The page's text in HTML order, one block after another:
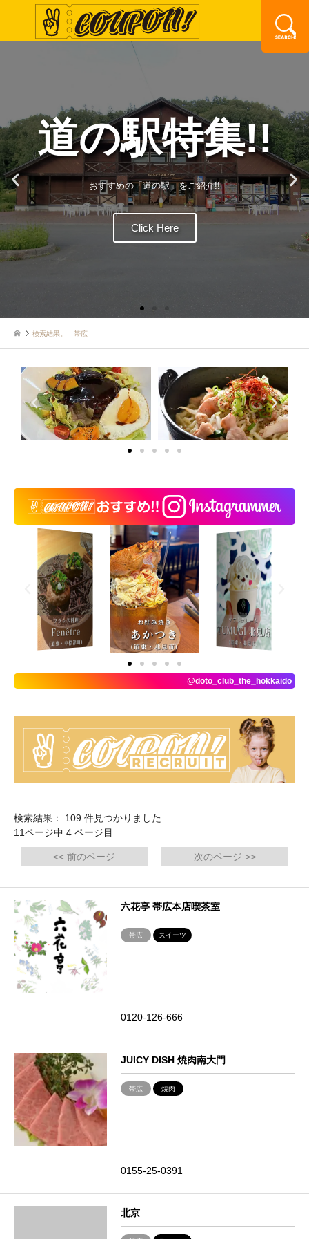
検索結果。 帯広
@doto_club_the_hokkaido
検索結果： 109 件見つかりました
11ページ中 4 ページ目
<< 前のページ 次のページ >>
六花亭 帯広本店喫茶室
帯広 スイーツ
0120-126-666
JUICY DISH 焼肉南大門
帯広 焼肉
0155-25-0391
北京